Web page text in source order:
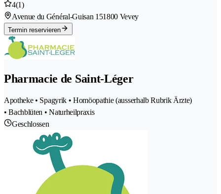
4(1)
Avenue du Général-Guisan 151800 Vevey
Termin reservieren
Pharmacie de Saint-Léger
Apotheke • Spagyrik • Homöopathie (ausserhalb Rubrik Ärzte)
• Bachblüten • Naturheilpraxis
Geschlossen